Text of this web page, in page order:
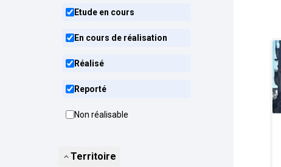
Etude en cours
En cours de réalisation
Réalisé
Reporté
Non réalisable
Territoire